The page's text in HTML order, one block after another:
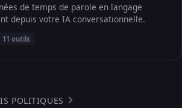
de temps de parole en langage
depuis votre IA conversationnelle.
11 outils
POLITIQUES